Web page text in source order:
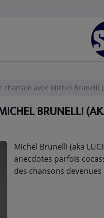
chanson avec Michel Brunelli
BRUNELLI
Michel Brunelli (aka
anecdotes parfois
des chansons